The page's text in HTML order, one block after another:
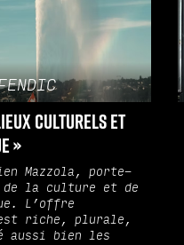
culturels et
»
Mazzola, porte-
de la culture et de
L’offre
riche, plurale,
aussi bien les